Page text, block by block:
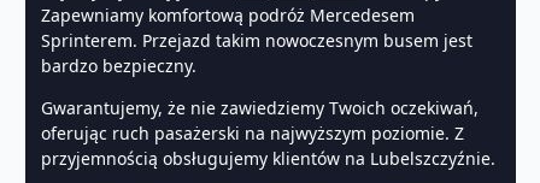
Zapewniamy komfortową podróż Mercedesem
Sprinterem. Przejazd takim nowoczesnym busem jest
bardzo bezpieczny.
Gwarantujemy, że nie zawiedziemy Twoich oczekiwań,
oferując ruch pasażerski na najwyższym poziomie. Z
przyjemnością obsługujemy klientów na Lubelszczyźnie.